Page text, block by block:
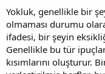
Yokluk, genellikle bir
olmaması durumu
ifadesi, bir şeyin
Genellikle bu tür
kısımlarını oluşturur.